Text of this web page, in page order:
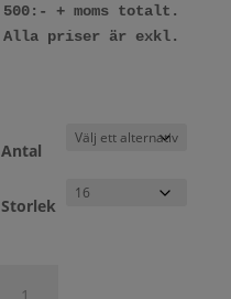
500:- + moms totalt.
Alla priser är exkl. moms
Antal
Storlek